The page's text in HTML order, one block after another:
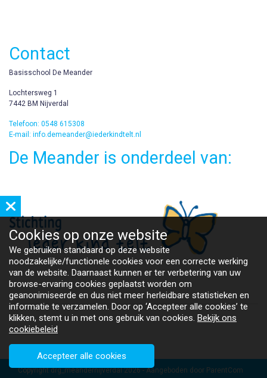
Contact
Basisschool De Meander
Lochtersweg 1
7442 BM Nijverdal
Telefoon: 0548 615308
E-mail: info.demeander@iederkindtelt.nl
De Meander is onderdeel van:
Copyright drg_meandernijverdal 2026 - Aangeboden door ParentCom
Cookies op onze website
We gebruiken standaard op deze website
noodzakelijke/functionele cookies voor een correcte werking
van de website. Daarnaast kunnen er ter verbetering van uw
browse-ervaring cookies geplaatst worden om
geanonimiseerde en dus niet meer herleidbare statistieken en
informatie te verzamelen. Door op ‘Accepteer alle cookies’ te
klikken, stemt u in met ons gebruik van cookies. Bekijk ons
cookiebeleid
Accepteer alle cookies